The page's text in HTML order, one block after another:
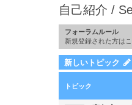
自己紹介 /
フォーラムルール
新規登録された方は
新しいトピック
トピック